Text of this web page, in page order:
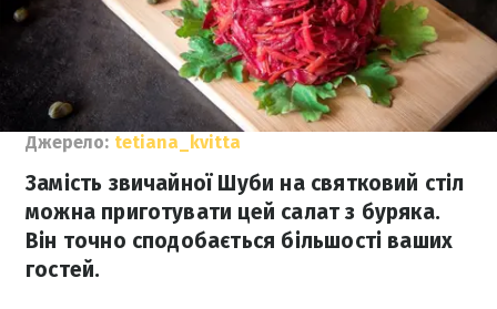
Джерело: tetiana_kvitta
Замість звичайної Шуби на святковий стіл
можна приготувати цей салат з буряка.
Він точно сподобається більшості ваших
гостей.